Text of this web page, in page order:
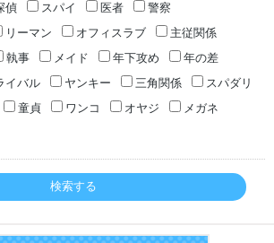
偵 スパイ 医者
警察
リーマン オフィスラブ
主従関係
執事 メイド 年下攻め
年の差
イバル ヤンキー 三角関係
スパダリ
童貞 ワンコ オヤジ
メガネ
検索する